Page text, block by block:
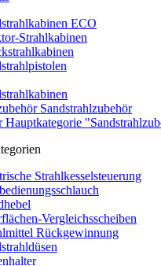
ECO
Strahlkabinen
Sandstrahlzubehör
Hauptkategorie
Strahlkesselsteuerung
Vergleichsscheiben
Rückgewinnung